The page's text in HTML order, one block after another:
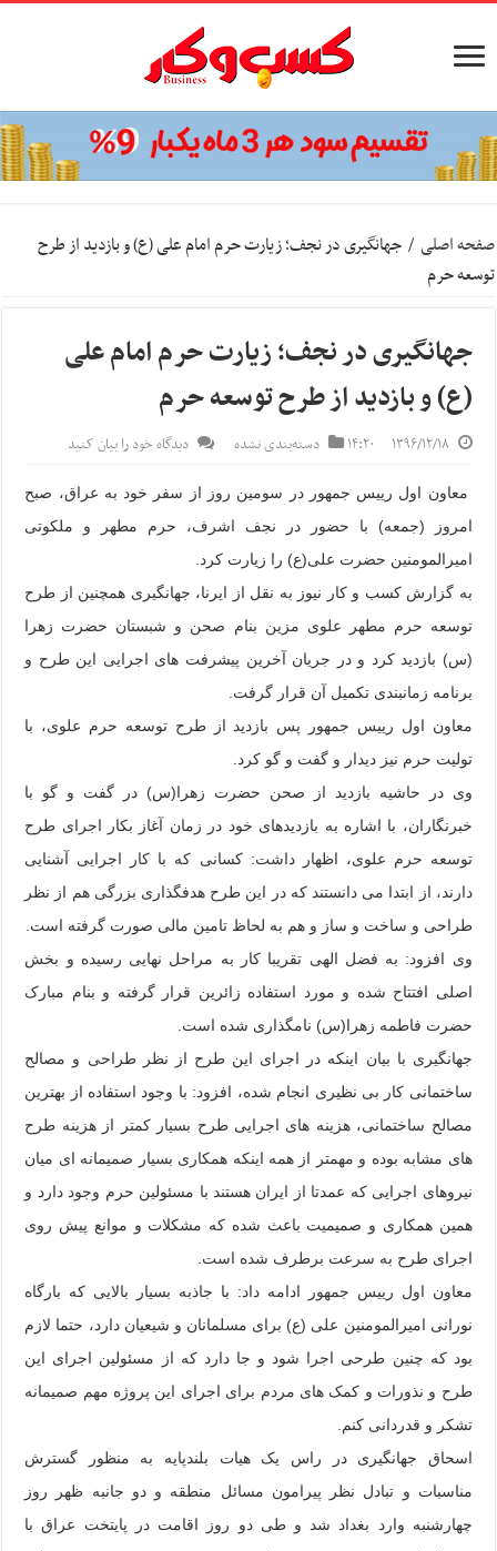
صفحه اصلی / جهانگیری در نجف؛ زیارت حرم امام علی (ع) و بازدید از طرح
توسعه حرم
جهانگیری در نجف؛ زیارت حرم امام علی
(ع) و بازدید از طرح توسعه حرم
۱۳۹۶/۱۲/۱۸ ۱۴:۲۰ دسته‌بندی نشده دیدگاه خود را بیان کنید
معاون اول رییس جمهور در سومین روز از سفر خود به عراق، صبح
امروز (جمعه) با حضور‌ در نجف اشرف، حرم مطهر و ملکوتی
امیرالمومنین حضرت علی(ع) را زیارت کرد.
به گزارش کسب و کار نیوز به نقل از ایرنا، جهانگیری همچنین از طرح
توسعه حرم مطهر علوی مزین بنام صحن و شبستان حضرت زهرا
(س) بازدید کرد و در جریان آخرین پیشرفت های اجرایی این طرح و
برنامه زمانبندی تکمیل آن قرار گرفت.
معاون اول رییس جمهور پس بازدید از طرح توسعه حرم علوی، با
تولیت حرم نیز دیدار و گفت و گو کرد.
وی در حاشیه بازدید از صحن حضرت زهرا(س) در‌ گفت و گو با
خبرنگاران، با اشاره به بازدیدهای خود در زمان آغاز بکار اجرای طرح
توسعه حرم علوی، اظهار داشت: کسانی که با کار اجرایی آشنایی
دارند، از ابتدا می دانستند که در این طرح هدفگذاری بزرگی هم از نظر
طراحی و ساخت و ساز و هم به لحاظ تامین مالی صورت گرفته است.
وی افزود: به فضل الهی تقریبا کار به مراحل نهایی رسیده و بخش
اصلی افتتاح شده و مورد استفاده زائرین قرار گرفته و بنام مبارک
حضرت فاطمه زهرا(س) نامگذاری شده است.
جهانگیری با بیان اینکه در اجرای این طرح از نظر طراحی و مصالح
ساختمانی کار بی نظیری انجام شده، افزود: با وجود استفاده از بهترین
مصالح ساختمانی، هزینه های اجرایی طرح بسیار کمتر از هزینه طرح
های مشابه بوده و مهمتر از همه اینکه همکاری بسیار صمیمانه ای میان
نیروهای اجرایی که عمدتا از ایران هستند با مسئولین حرم وجود دارد و
همین همکاری و صمیمیت باعث شده که مشکلات و موانع پیش روی
اجرای طرح به سرعت برطرف شده است.
معاون اول رییس جمهور ادامه داد: با جاذبه بسیار بالایی که بارگاه
نورانی امیرالمومنین علی (ع) برای مسلمانان و شیعیان دارد، حتما لازم
بود که چنین طرحی اجرا شود و جا دارد که از مسئولین اجرای این
طرح و نذورات و کمک های مردم برای اجرای این پروژه مهم صمیمانه
تشکر و قدردانی کنم.
اسحاق جهانگیری در راس یک هیات بلندپایه به منظور گسترش
مناسبات و تبادل نظر پیرامون مسائل منطقه و دو جانبه ظهر روز
چهارشنبه وارد بغداد شد و طی دو روز اقامت در پایتخت عراق با